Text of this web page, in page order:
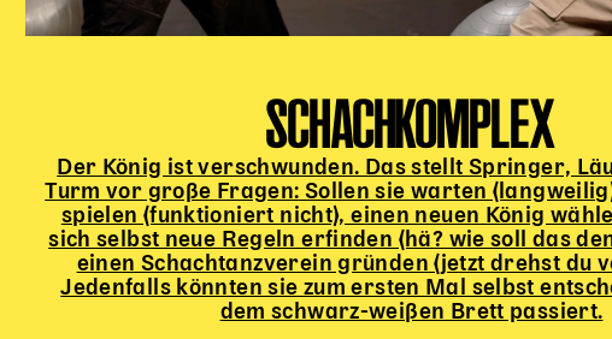
SCHACHKOMPLEX
Der König ist verschwunden. Das stellt Springer,
Turm vor große Fragen: Sollen sie warten
spielen (funktioniert nicht), einen neuen König
sich selbst neue Regeln erfinden (hä? wie soll das
einen Schachtanzverein gründen (jetzt drehst du
Jedenfalls könnten sie zum ersten Mal selbst
dem schwarz-weißen Brett passiert.